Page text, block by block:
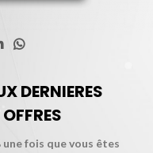
DERNIERES
fois que vous êtes